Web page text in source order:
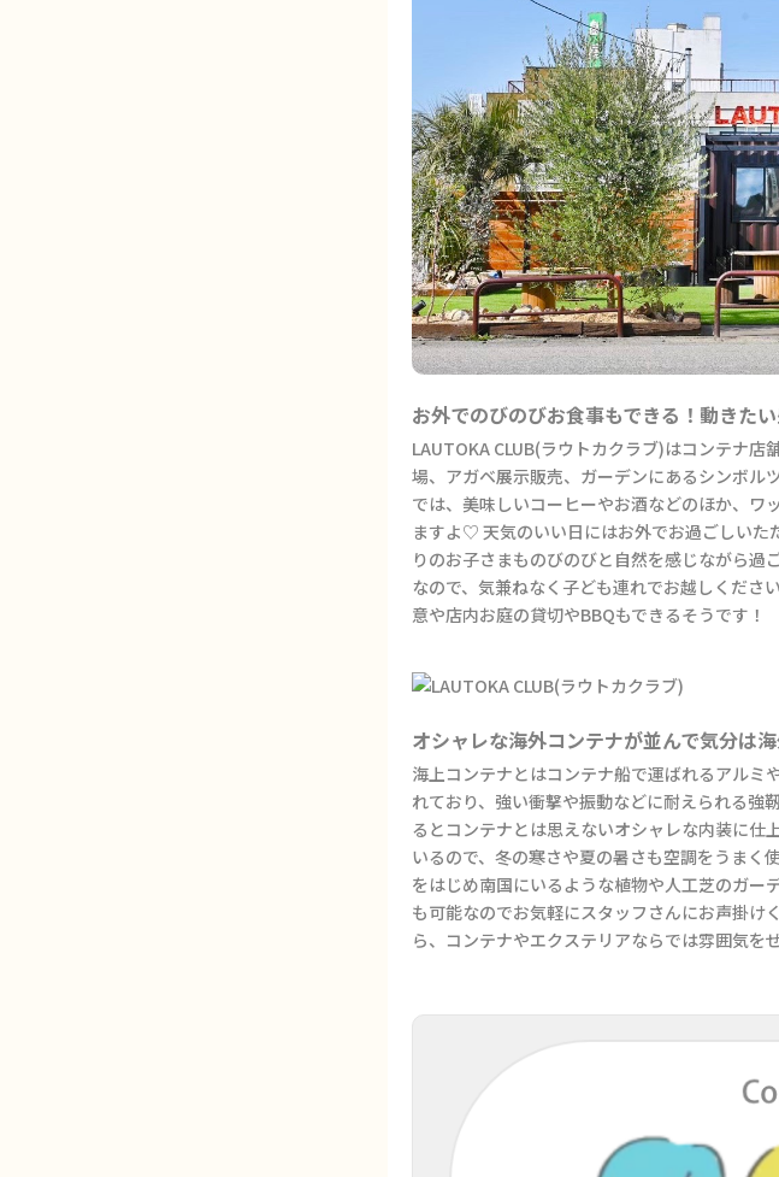
お外でのびのびお食事もできる！動きた
LAUTOKA CLUB(ラウトカクラブ)はコンテナ
場、アガベ展示販売、ガーデンにあるシンボル
では、美味しいコーヒーやお酒などのほか、ワ
ますよ♡ 天気のいい日にはお外でお過ごしいた
りのお子さまものびのびと自然を感じながら
なので、気兼ねなく子ども連れでお越しくだ
意や店内お庭の貸切やBBQもできるそうです！
オシャレな海外コンテナが並んで気分は
海上コンテナとはコンテナ船で運ばれるアルミ
れており、強い衝撃や振動などに耐えられる強
るとコンテナとは思えないオシャレな内装に仕
いるので、冬の寒さや夏の暑さも空調をうま
をはじめ南国にいるような植物や人工芝のガ
も可能なのでお気軽にスタッフさんにお声掛け
ら、コンテナやエクステリアならでは雰囲気を